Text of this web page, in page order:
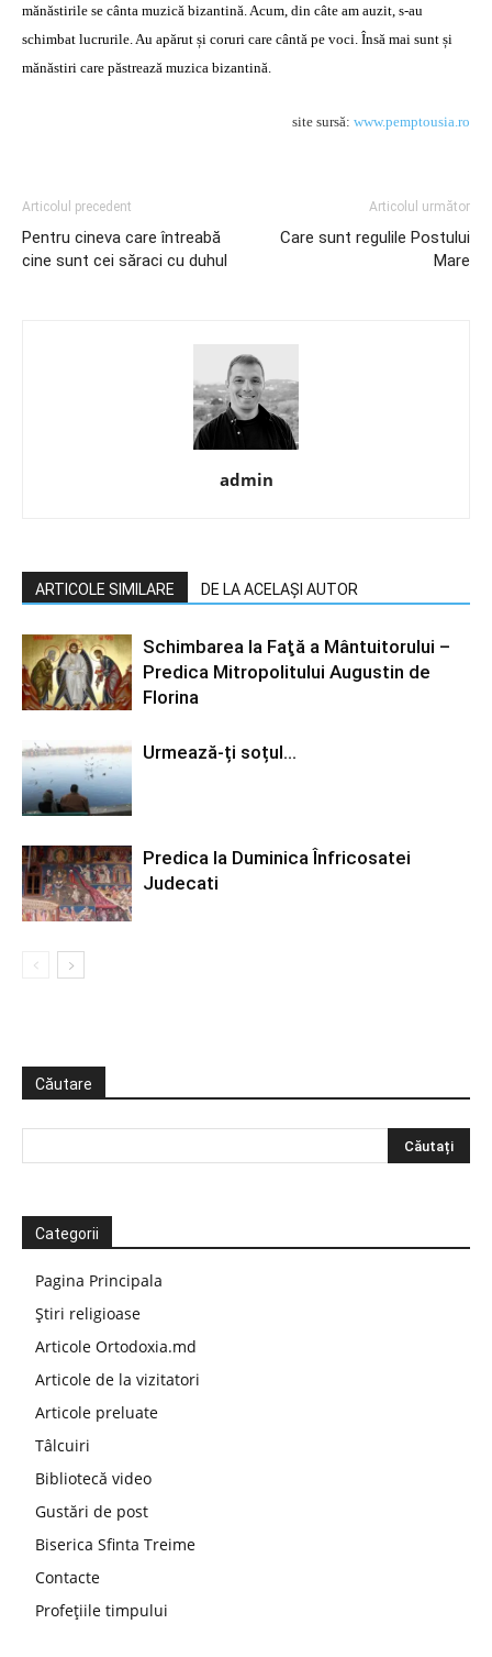
mănăstirile se cânta muzică bizantină. Acum, din câte am auzit, s-au
schimbat lucrurile. Au apărut și coruri care cântă pe voci. Însă mai sunt și
mănăstiri care păstrează muzica bizantină.
site sursă: www.pemptousia.ro
Articolul precedent
Pentru cineva care întreabă
cine sunt cei săraci cu duhul
Articolul următor
Care sunt regulile Postului
Mare
admin
ARTICOLE SIMILARE DE LA ACELAȘI AUTOR
Schimbarea la Faţă a Mântuitorului –
Predica Mitropolitului Augustin de
Florina
Urmează-ți soțul…
Predica la Duminica Înfricosatei
Judecati
Căutare
Categorii
Pagina Principala
Știri religioase
Articole Ortodoxia.md
Articole de la vizitatori
Articole preluate
Tâlcuiri
Bibliotecă video
Gustări de post
Biserica Sfinta Treime
Contacte
Profețiile timpului